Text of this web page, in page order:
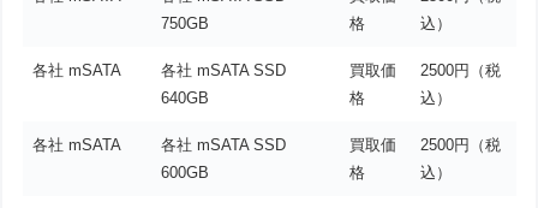
750GB
格
込）
各社 mSATA
各社 mSATA SSD
640GB
買取価
格
2500円（税
込）
各社 mSATA
各社 mSATA SSD
600GB
買取価
格
2500円（税
込）